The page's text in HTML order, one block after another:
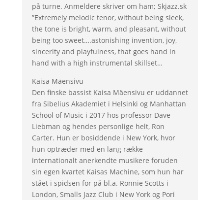
på turne. Anmeldere skriver om ham; Skjazz.sk
”Extremely melodic tenor, without being sleek,
the tone is bright, warm, and pleasant, without
being too sweet….astonishing invention, joy,
sincerity and playfulness, that goes hand in
hand with a high instrumental skillset…
Kaisa Mäensivu
Den finske bassist Kaisa Mäensivu er uddannet
fra Sibelius Akademiet i Helsinki og Manhattan
School of Music i 2017 hos professor Dave
Liebman og hendes personlige helt, Ron
Carter. Hun er bosiddende i New York, hvor
hun optræder med en lang række
internationalt anerkendte musikere foruden
sin egen kvartet Kaisas Machine, som hun har
stået i spidsen for på bl.a. Ronnie Scotts i
London, Smalls Jazz Club i New York og Pori